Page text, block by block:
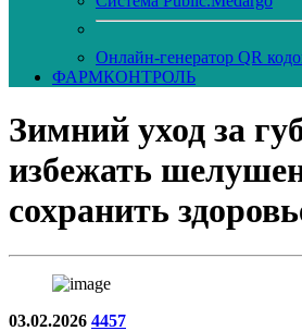
Онлайн-генератор QR
ФАРМКОНТРОЛЬ
Зимний уход за
избежать
сохранить
03.02.2026 4457